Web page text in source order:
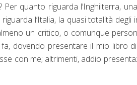
quanto riguarda l’Inghilterra,
l’Italia, la quasi totalità
un critico, o comunque
dovendo presentare il mio libro
con me; altrimenti, addio